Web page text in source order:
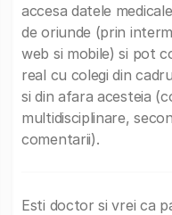
accesa datele
de oriunde (prin
web si mobile) si pot
real cu colegi din
si din afara acesteia
multidisciplinare,
comentarii).
Esti doctor si vrei ca